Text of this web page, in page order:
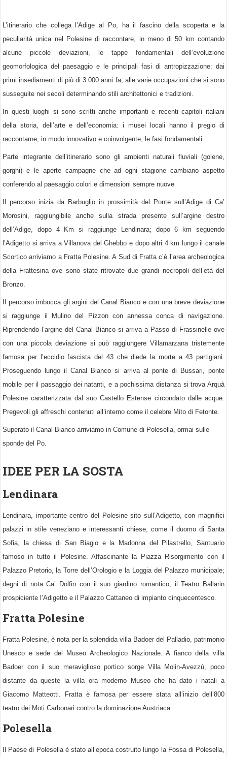
L’itinerario che collega l’Adige al Po, ha il fascino della scoperta e la
peculiarità unica nel Polesine di raccontare, in meno di 50 km contando
alcune piccole deviazioni, le tappe fondamentali dell’evoluzione
geomorfologica del paesaggio e le principali fasi di antropizzazione: dai
primi insediamenti di più di 3.000 anni fa, alle varie occupazioni che si sono
susseguite nei secoli determinando stili architettonici e tradizioni.
In questi luoghi si sono scritti anche importanti e recenti capitoli italiani
della storia, dell’arte e dell’economia: i musei locali hanno il pregio di
raccontarne, in modo innovativo e coinvolgente, le fasi fondamentali.
Parte integrante dell’itinerario sono gli ambienti naturali fluviali (golene,
gorghi) e le aperte campagne che ad ogni stagione cambiano aspetto
conferendo al paesaggio colori e dimensioni sempre nuove
Il percorso inizia da Barbuglio in prossimità del Ponte sull’Adige di Ca’
Morosini, raggiungibile anche sulla strada presente sull’argine destro
dell’Adige, dopo 4 Km si raggiunge Lendinara; dopo 6 km seguendo
l’Adigetto si arriva a Villanova del Ghebbo e dopo altri 4 km lungo il canale
Scortico arriviamo a Fratta Polesine. A Sud di Fratta c’è l’area archeologica
della Frattesina ove sono state ritrovate due grandi necropoli dell’età del
Bronzo.
Il percorso imbocca gli argini del Canal Bianco e con una breve deviazione
si raggiunge il Mulino del Pizzon con annessa conca di navigazione.
Riprendendo l’argine del Canal Bianco si arriva a Passo di Frassinelle ove
con una piccola deviazione si può raggiungere Villamarzana tristemente
famosa per l’eccidio fascista del 43 che diede la morte a 43 partigiani.
Proseguendo lungo il Canal Bianco si arriva al ponte di Bussari, ponte
mobile per il passaggio dei natanti, e a pochissima distanza si trova Arquà
Polesine caratterizzata dal suo Castello Estense circondato dalle acque.
Pregevoli gli affreschi contenuti all’interno come il celebre Mito di Fetonte.
Superato il Canal Bianco arriviamo in Comune di Polesella, ormai sulle
sponde del Po.
IDEE PER LA SOSTA
Lendinara
Lendinara, importante centro del Polesine sito sull’Adigetto, con magnifici
palazzi in stile veneziano e interessanti chiese, come il duomo di Santa
Sofia, la chiesa di San Biagio e la Madonna del Pilastrello, Santuario
famoso in tutto il Polesine. Affascinante la Piazza Risorgimento con il
Palazzo Pretorio, la Torre dell’Orologio e la Loggia del Palazzo municipale;
degni di nota Ca’ Dolfin con il suo giardino romantico, il Teatro Ballarin
prospiciente l’Adigetto e il Palazzo Cattaneo di impianto cinquecentesco.
Fratta Polesine
Fratta Polesine, è nota per la splendida villa Badoer del Palladio, patrimonio
Unesco e sede del Museo Archeologico Nazionale. A fianco della villa
Badoer con il suo meraviglioso portico sorge Villa Molin-Avezzù, poco
distante da queste la villa ora moderno Museo che ha dato i natali a
Giacomo Matteotti. Fratta è famosa per essere stata all’inizio dell’800
teatro dei Moti Carbonari contro la dominazione Austriaca.
Polesella
Il Paese di Polesella è stato all’epoca costruito lungo la Fossa di Polesella,